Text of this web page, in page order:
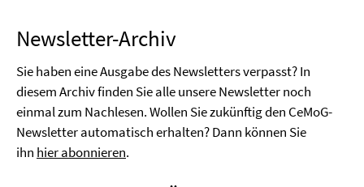
Newsletter-Archiv
Sie haben eine Ausgabe des Newsletters verpasst? In
diesem Archiv finden Sie alle unsere Newsletter noch
einmal zum Nachlesen. Wollen Sie zukünftig den CeMoG-
Newsletter automatisch erhalten? Dann können Sie
ihn hier abonnieren.